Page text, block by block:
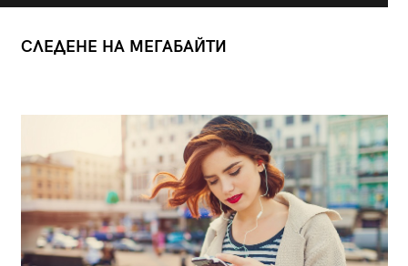
СЛЕДЕНЕ НА МЕГАБАЙТИ